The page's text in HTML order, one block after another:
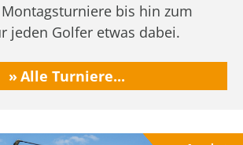
bis hin zum
jeden Golfer etwas dabei.
Alle Turniere...